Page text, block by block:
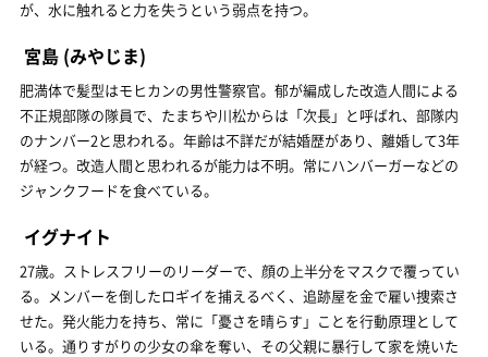
が、水に触れると力を失うという弱点を持つ。
宮島 (みやじま)
肥満体で髪型はモヒカンの男性警察官。郁が編成した改造人間による
不正規部隊の隊員で、たまちや川松からは「次長」と呼ばれ、部隊内
のナンバー2と思われる。年齢は不詳だが結婚歴があり、離婚して3年
が経つ。改造人間と思われるが能力は不明。常にハンバーガーなどの
ジャンクフードを食べている。
イグナイト
27歳。ストレスフリーのリーダーで、顔の上半分をマスクで覆ってい
る。メンバーを倒したロギイを捕えるべく、追跡屋を金で雇い捜索さ
せた。発火能力を持ち、常に「憂さを晴らす」ことを行動原理として
いる。通りすがりの少女の傘を奪い、その父親に暴行して家を焼いた